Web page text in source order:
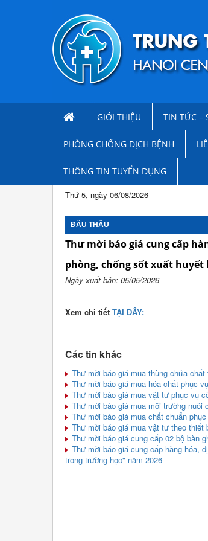
GIỚI THIỆU TIN TỨC –
PHÒNG CHỐNG DỊCH BỆNH
THÔNG TIN TUYỂN DỤNG
Thứ 5, ngày 06/08/2026
ĐẤU THẦU
Thư mời báo giá cung cấp
phòng, chống sốt xuất huyết
Ngày xuất bản: 05/05/2026
Xem chi tiết TẠI ĐÂY:
Các tin khác
Thư mời báo giá mua thùng chứa chất
Thư mời báo giá mua hóa chất phục
Thư mời báo giá mua vật tư phục vụ
Thư mời báo giá mua môi trường
Thư mời báo giá mua chất chuẩn
Thư mời báo giá mua vật tư theo
Thư mời báo giá cung cấp 02 bộ bàn
Thư mời báo giá cung cấp hàng hóa,
trong trường học" năm 2026